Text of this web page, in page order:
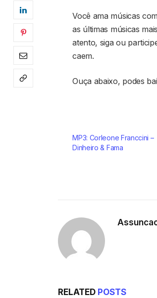
Você ama músicas
as últimas músicas
atento, siga ou
caem.
Ouça abaixo, podes
MP3: Corleone Franccini –
Dinheiro & Fama
RELATED POSTS